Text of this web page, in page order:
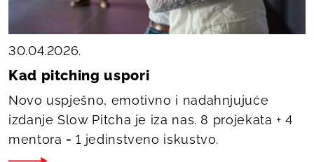
30.04.2026.
Kad pitching uspori
Novo uspješno, emotivno i nadahnjujuće
izdanje Slow Pitcha je iza nas. 8 projekata + 4
mentora = 1 jedinstveno iskustvo.